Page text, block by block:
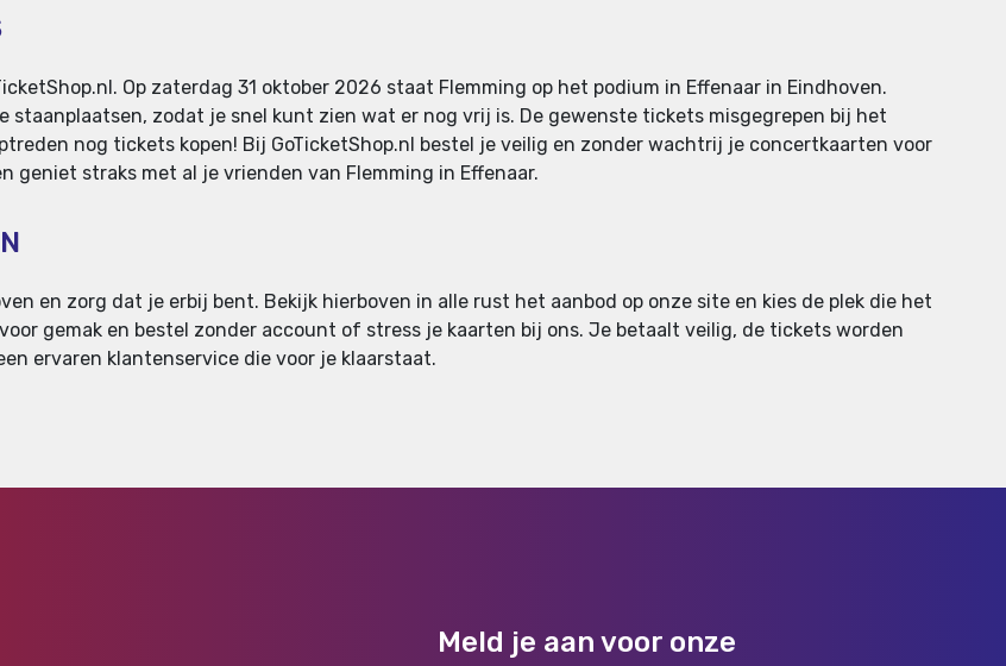
Op zaterdag 31 oktober 2026 staat Flemming op het podium in Effenaar in Eindhoven.
staanplaatsen, zodat je snel kunt zien wat er nog vrij is. De gewenste tickets misgegrepen bij het
nog tickets kopen! Bij GoTicketShop.nl bestel je veilig en zonder wachtrij je concertkaarten voor
geniet straks met al je vrienden van Flemming in Effenaar.
en zorg dat je erbij bent. Bekijk hierboven in alle rust het aanbod op onze site en kies de plek die het
gemak en bestel zonder account of stress je kaarten bij ons. Je betaalt veilig, de tickets worden
ervaren klantenservice die voor je klaarstaat.
Meld je aan voor onze